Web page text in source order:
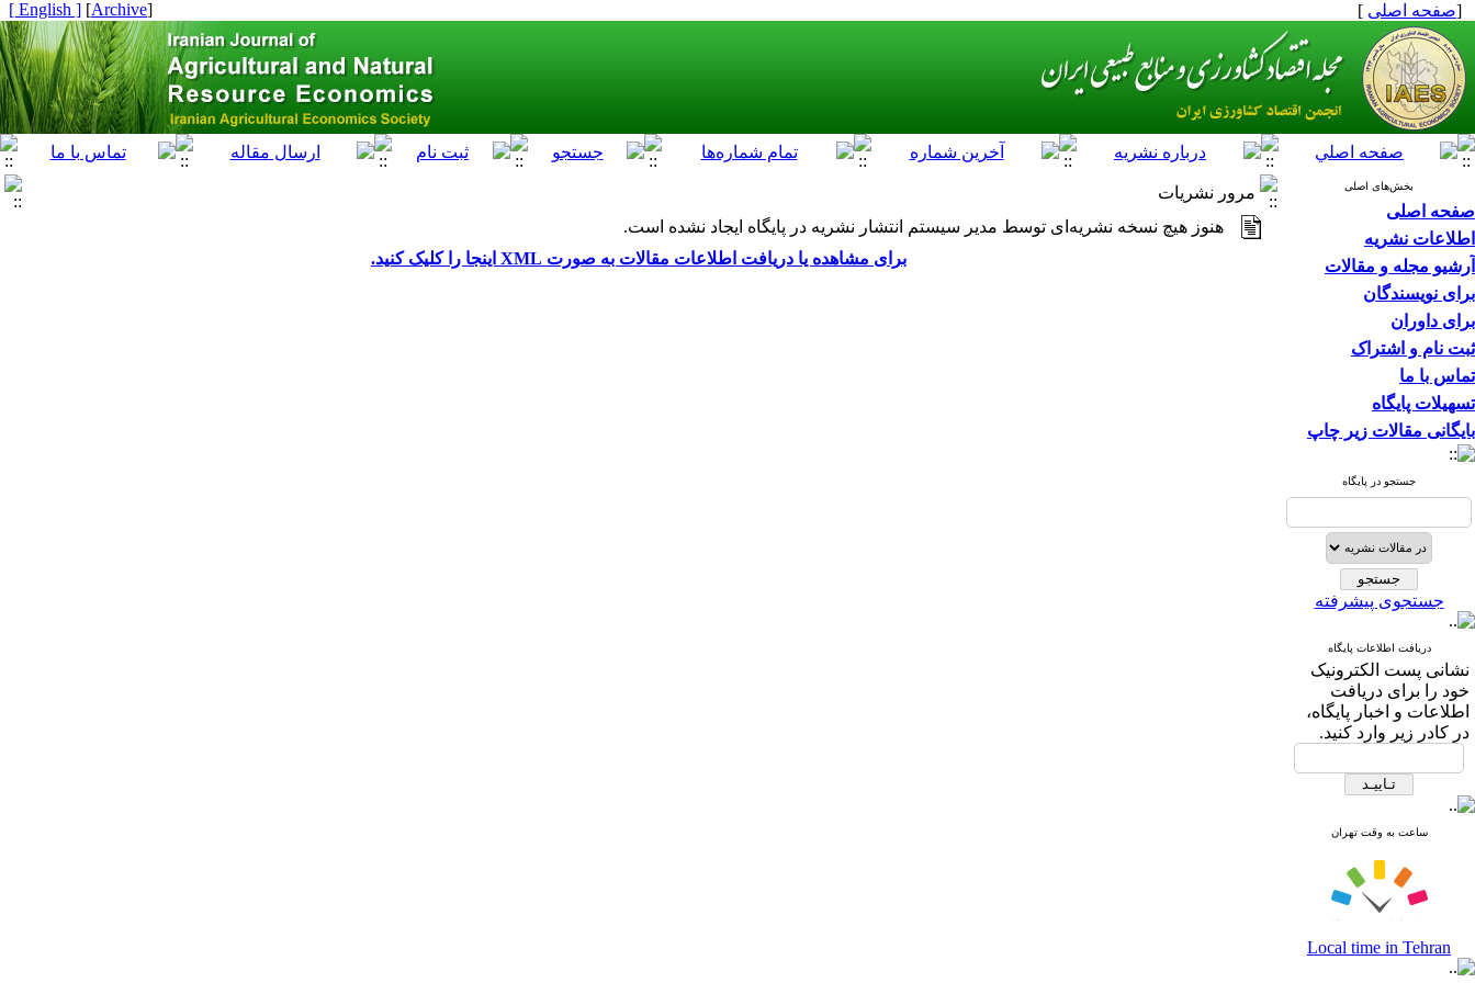
[صفحه اصلی ]
[
Archive
]
[ English ]
بخش‌های اصلی
صفحه اصلی
اطلاعات نشریه
آرشیو مجله و مقالات
برای نویسندگان
برای داوران
ثبت نام و اشتراک
تماس با ما
تسهیلات پایگاه
بایگانی مقالات زیر چاپ
جستجو در پایگاه
جستجوی پیشرفته
دریافت اطلاعات پایگاه
نشانی پست الکترونیک
خود را برای دریافت
اطلاعات و اخبار پایگاه،
در کادر زیر وارد کنید.
ساعت به وقت تهران
Local time in Tehran
مرور نشریات
هنوز هیچ نسخه نشریه‌ای توسط مدیر سیستم انتشار نشریه در پایگاه ایجاد نشده است.
برای مشاهده یا دریافت اطلاعات مقالات به صورت XML اینجا را کلیک کنید.